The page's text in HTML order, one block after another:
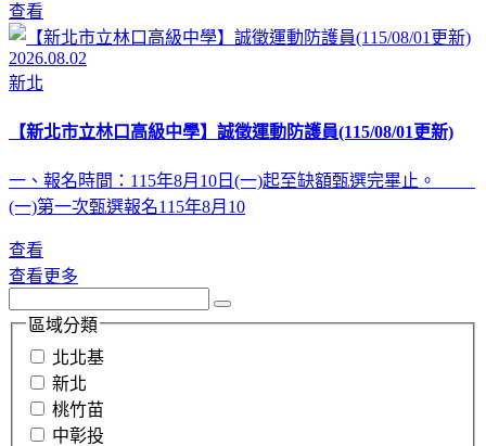
查看
2026.08.02
新北
【新北市立林口高級中學】誠徵運動防護員(115/08/01更新)
一、報名時間：115年8月10日(一)起至缺額甄選完畢止。
(一)第一次甄選報名115年8月10
查看
查看更多
區域分類
北北基
新北
桃竹苗
中彰投